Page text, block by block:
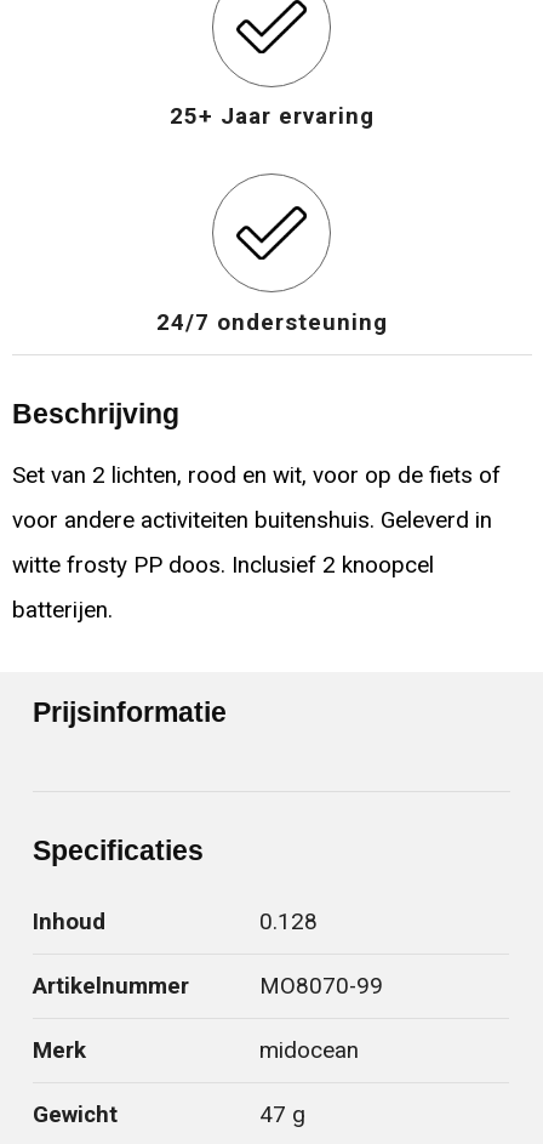
25+ Jaar ervaring
24/7 ondersteuning
Beschrijving
Set van 2 lichten, rood en wit, voor op de fiets of
voor andere activiteiten buitenshuis. Geleverd in
witte frosty PP doos. Inclusief 2 knoopcel
batterijen.
Prijsinformatie
Specificaties
Inhoud 0.128
Artikelnummer MO8070-99
Merk midocean
Gewicht 47 g